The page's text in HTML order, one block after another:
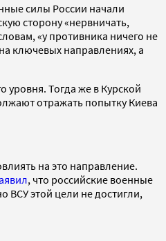
силы России начали
сторону «нервничать,
«у противника ничего не
ключевых направлениях, а
уровня. Тогда же в Курской
отражать попытку Киева
на это направление.
, что российские военные
ВСУ этой цели не достигли,